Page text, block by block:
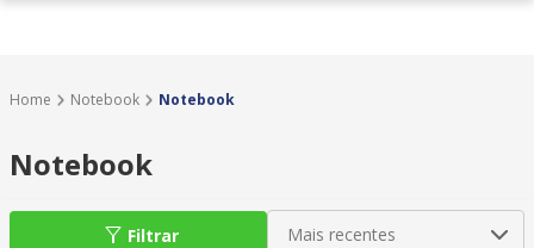
Notebook Notebook
Notebook
Mais recentes
Filtrar